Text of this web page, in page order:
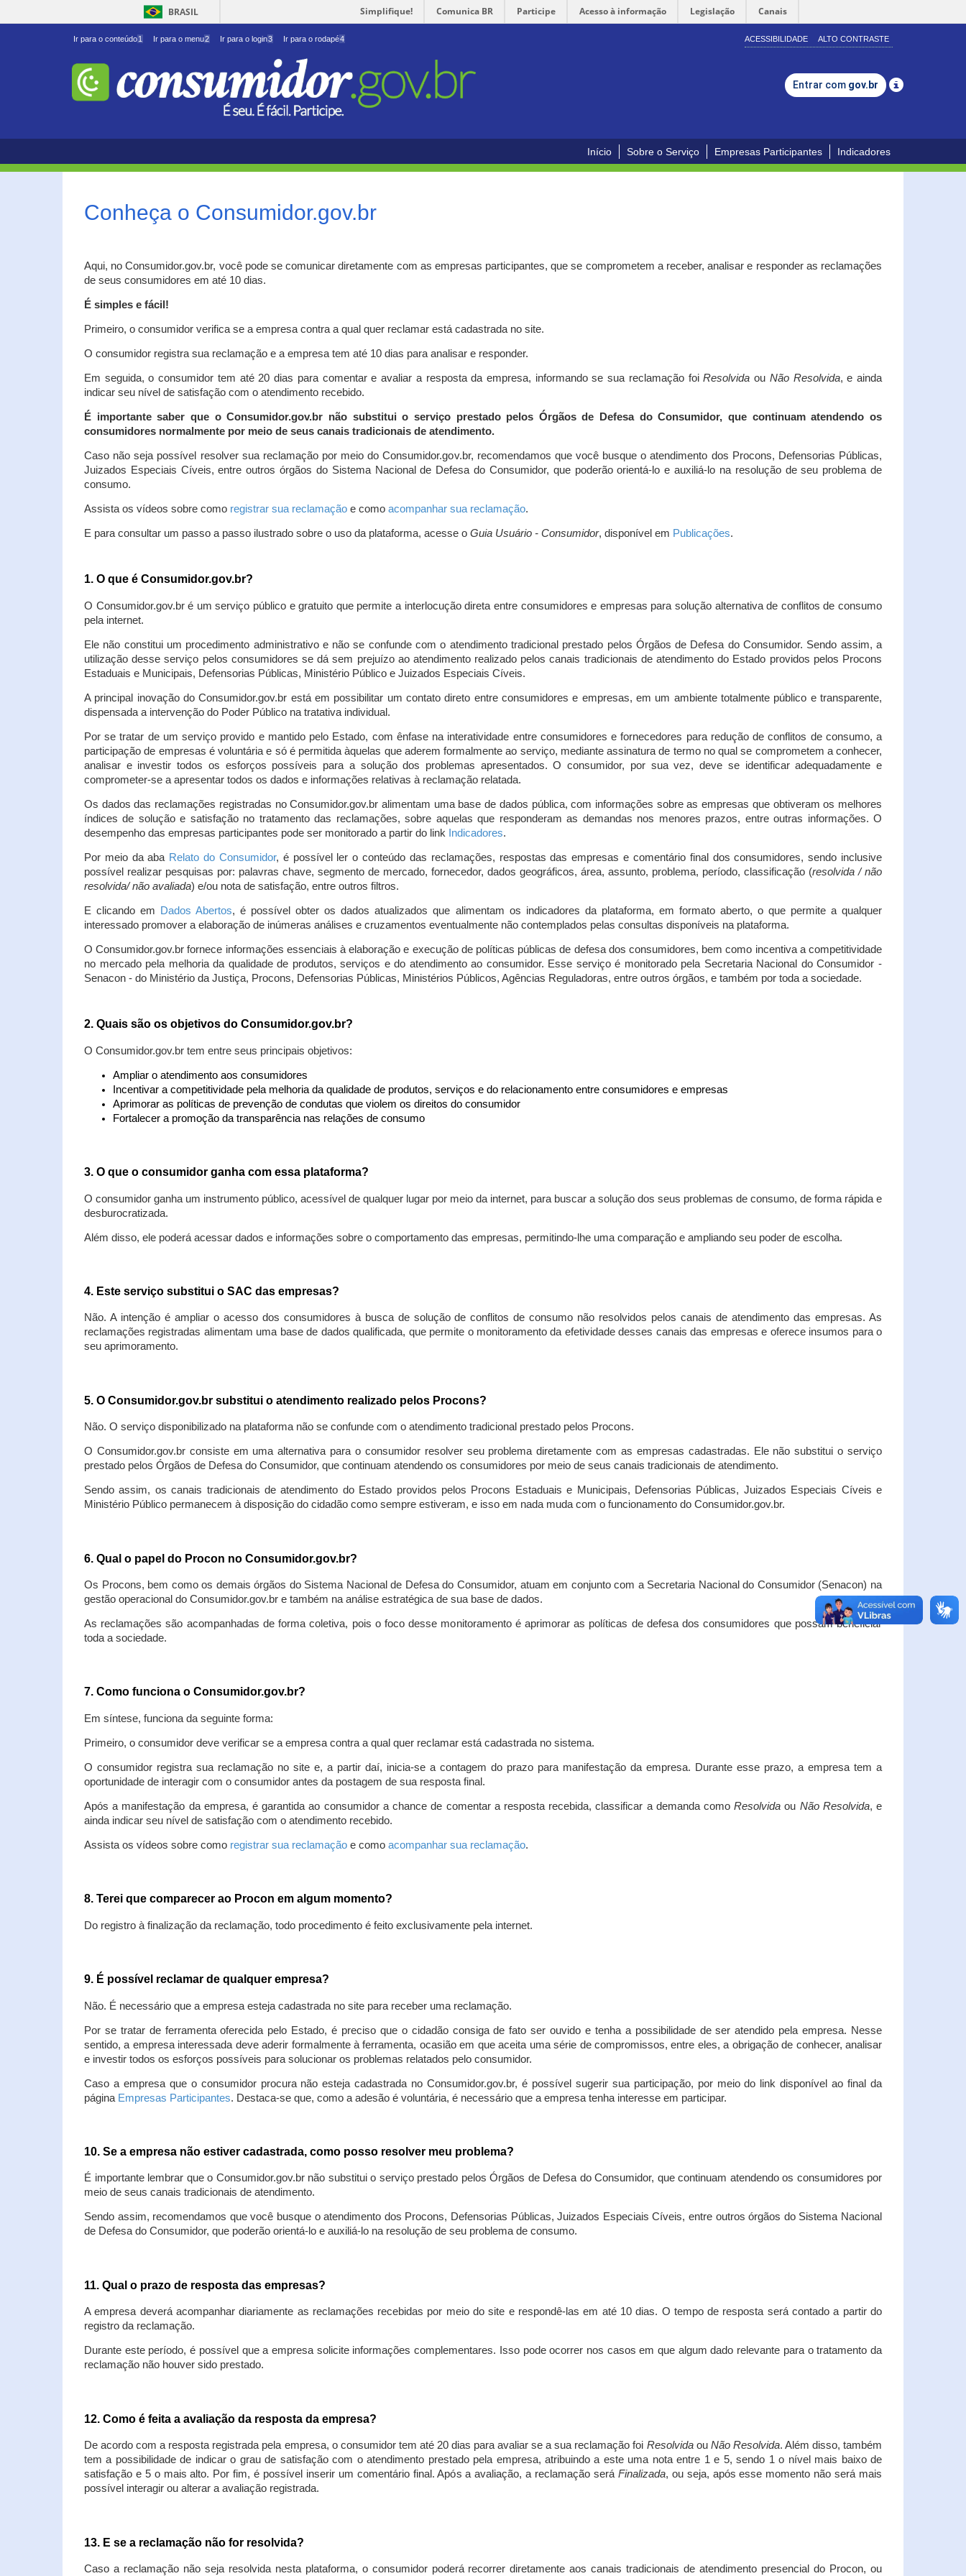
BRASIL Simplifique! Comunica BR Participe Acesso à informação Legislação Canais
Ir para o conteúdo1 Ir para o menu2 Ir para o login3 Ir para o rodapé4 ACESSIBILIDADE ALTO CONTRASTE
Entrar com gov.br
Início Sobre o Serviço Empresas Participantes Indicadores
Conheça o Consumidor.gov.br
Aqui, no Consumidor.gov.br, você pode se comunicar diretamente com as empresas participantes, que se comprometem a receber, analisar e responder as reclamações
de seus consumidores em até 10 dias.
É simples e fácil!
Primeiro, o consumidor verifica se a empresa contra a qual quer reclamar está cadastrada no site.
O consumidor registra sua reclamação e a empresa tem até 10 dias para analisar e responder.
Em seguida, o consumidor tem até 20 dias para comentar e avaliar a resposta da empresa, informando se sua reclamação foiResolvida ou Não Resolvida, e ainda
indicar seu nível de satisfação com o atendimento recebido.
É importante saber que o Consumidor.gov.br não substitui o serviço prestado pelos Órgãos de Defesa do Consumidor, que continuam atendendo os
consumidores normalmente por meio de seus canais tradicionais de atendimento.
Caso não seja possível resolver sua reclamação por meio do Consumidor.gov.br, recomendamos que você busque o atendimento dos Procons, Defensorias Públicas,
Juizados Especiais Cíveis, entre outros órgãos do Sistema Nacional de Defesa do Consumidor, que poderão orientá-lo e auxiliá-lo na resolução de seu problema de
consumo.
Assista os vídeos sobre como registrar sua reclamação e como acompanhar sua reclamação.
E para consultar um passo a passo ilustrado sobre o uso da plataforma, acesse o Guia Usuário - Consumidor, disponível em Publicações.
1. O que é Consumidor.gov.br?
O Consumidor.gov.br é um serviço público e gratuito que permite a interlocução direta entre consumidores e empresas para solução alternativa de conflitos de consumo
pela internet.
Ele não constitui um procedimento administrativo e não se confunde com o atendimento tradicional prestado pelos Órgãos de Defesa do Consumidor. Sendo assim, a
utilização desse serviço pelos consumidores se dá sem prejuízo ao atendimento realizado pelos canais tradicionais de atendimento do Estado providos pelos Procons
Estaduais e Municipais, Defensorias Públicas, Ministério Público e Juizados Especiais Cíveis.
A principal inovação do Consumidor.gov.br está em possibilitar um contato direto entre consumidores e empresas, em um ambiente totalmente público e transparente,
dispensada a intervenção do Poder Público na tratativa individual.
Por se tratar de um serviço provido e mantido pelo Estado, com ênfase na interatividade entre consumidores e fornecedores para redução de conflitos de consumo, a
participação de empresas é voluntária e só é permitida àquelas que aderem formalmente ao serviço, mediante assinatura de termo no qual se comprometem a conhecer,
analisar e investir todos os esforços possíveis para a solução dos problemas apresentados. O consumidor, por sua vez, deve se identificar adequadamente e
comprometer-se a apresentar todos os dados e informações relativas à reclamação relatada.
Os dados das reclamações registradas no Consumidor.gov.br alimentam uma base de dados pública, com informações sobre as empresas que obtiveram os melhores
índices de solução e satisfação no tratamento das reclamações, sobre aquelas que responderam as demandas nos menores prazos, entre outras informações. O
desempenho das empresas participantes pode ser monitorado a partir do link
Indicadores.
Por meio da aba Relato do Consumidor, é possível ler o conteúdo das reclamações, respostas das empresas e comentário final dos consumidores, sendo inclusive
possível realizar pesquisas por: palavras chave, segmento de mercado, fornecedor, dados geográficos, área, assunto, problema, período, classificação (resolvida / não
resolvida/ não avaliada) e/ou nota de satisfação, entre outros filtros.
E clicando em Dados Abertos, é possível obter os dados atualizados que alimentam os indicadores da plataforma, em formato aberto, o que permite a qualquer
interessado promover a elaboração de inúmeras análises e cruzamentos eventualmente não contemplados pelas consultas disponíveis na plataforma.
O Consumidor.gov.br fornece informações essenciais à elaboração e execução de políticas públicas de defesa dos consumidores, bem como incentiva a competitividade
no mercado pela melhoria da qualidade de produtos, serviços e do atendimento ao consumidor. Esse serviço é monitorado pela Secretaria Nacional do Consumidor -
Senacon - do Ministério da Justiça, Procons, Defensorias Públicas, Ministérios Públicos, Agências Reguladoras, entre outros órgãos, e também por toda a sociedade.
2. Quais são os objetivos do Consumidor.gov.br?
O Consumidor.gov.br tem entre seus principais objetivos:
Ampliar o atendimento aos consumidores
Incentivar a competitividade pela melhoria da qualidade de produtos, serviços e do relacionamento entre consumidores e empresas
Aprimorar as políticas de prevenção de condutas que violem os direitos do consumidor
Fortalecer a promoção da transparência nas relações de consumo
3. O que o consumidor ganha com essa plataforma?
O consumidor ganha um instrumento público, acessível de qualquer lugar por meio da internet, para buscar a solução dos seus problemas de consumo, de forma rápida e
desburocratizada.
Além disso, ele poderá acessar dados e informações sobre o comportamento das empresas, permitindo-lhe uma comparação e ampliando seu poder de escolha.
4. Este serviço substitui o SAC das empresas?
Não. A intenção é ampliar o acesso dos consumidores à busca de solução de conflitos de consumo não resolvidos pelos canais de atendimento das empresas. As
reclamações registradas alimentam uma base de dados qualificada, que permite o monitoramento da efetividade desses canais das empresas e oferece insumos para o
seu aprimoramento.
5. O Consumidor.gov.br substitui o atendimento realizado pelos Procons?
Não. O serviço disponibilizado na plataforma não se confunde com o atendimento tradicional prestado pelos Procons.
O Consumidor.gov.br consiste em uma alternativa para o consumidor resolver seu problema diretamente com as empresas cadastradas. Ele não substitui o serviço
prestado pelos Órgãos de Defesa do Consumidor, que continuam atendendo os consumidores por meio de seus canais tradicionais de atendimento.
Sendo assim, os canais tradicionais de atendimento do Estado providos pelos Procons Estaduais e Municipais, Defensorias Públicas, Juizados Especiais Cíveis e
Ministério Público permanecem à disposição do cidadão como sempre estiveram, e isso em nada muda com o funcionamento do Consumidor.gov.br.
6. Qual o papel do Procon no Consumidor.gov.br?
Os Procons, bem como os demais órgãos do Sistema Nacional de Defesa do Consumidor, atuam em conjunto com a Secretaria Nacional do Consumidor (Senacon) na
gestão operacional do Consumidor.gov.br e também na análise estratégica de sua base de dados.
As reclamações são acompanhadas de forma coletiva, pois o foco desse monitoramento é aprimorar as políticas de defesa dos consumidores que possam beneficiar
toda a sociedade.
7. Como funciona o Consumidor.gov.br?
Em síntese, funciona da seguinte forma:
Primeiro, o consumidor deve verificar se a empresa contra a qual quer reclamar está cadastrada no sistema.
O consumidor registra sua reclamação no site e, a partir daí, inicia-se a contagem do prazo para manifestação da empresa. Durante esse prazo, a empresa tem a
oportunidade de interagir com o consumidor antes da postagem de sua resposta final.
Após a manifestação da empresa, é garantida ao consumidor a chance de comentar a resposta recebida, classificar a demanda comoResolvida ou Não Resolvida, e
ainda indicar seu nível de satisfação com o atendimento recebido.
Assista os vídeos sobre como registrar sua reclamação e como acompanhar sua reclamação.
8. Terei que comparecer ao Procon em algum momento?
Do registro à finalização da reclamação, todo procedimento é feito exclusivamente pela internet.
9. É possível reclamar de qualquer empresa?
Não. É necessário que a empresa esteja cadastrada no site para receber uma reclamação.
Por se tratar de ferramenta oferecida pelo Estado, é preciso que o cidadão consiga de fato ser ouvido e tenha a possibilidade de ser atendido pela empresa. Nesse
sentido, a empresa interessada deve aderir formalmente à ferramenta, ocasião em que aceita uma série de compromissos, entre eles, a obrigação de conhecer, analisar
e investir todos os esforços possíveis para solucionar os problemas relatados pelo consumidor.
Caso a empresa que o consumidor procura não esteja cadastrada no Consumidor.gov.br, é possível sugerir sua participação, por meio do link disponível ao final da
página Empresas Participantes. Destaca-se que, como a adesão é voluntária, é necessário que a empresa tenha interesse em participar.
10. Se a empresa não estiver cadastrada, como posso resolver meu problema?
É importante lembrar que o Consumidor.gov.br não substitui o serviço prestado pelos Órgãos de Defesa do Consumidor, que continuam atendendo os consumidores por
meio de seus canais tradicionais de atendimento.
Sendo assim, recomendamos que você busque o atendimento dos Procons, Defensorias Públicas, Juizados Especiais Cíveis, entre outros órgãos do Sistema Nacional
de Defesa do Consumidor, que poderão orientá-lo e auxiliá-lo na resolução de seu problema de consumo.
11. Qual o prazo de resposta das empresas?
A empresa deverá acompanhar diariamente as reclamações recebidas por meio do site e respondê-las em até 10 dias. O tempo de resposta será contado a partir do
registro da reclamação.
Durante este período, é possível que a empresa solicite informações complementares. Isso pode ocorrer nos casos em que algum dado relevante para o tratamento da
reclamação não houver sido prestado.
12. Como é feita a avaliação da resposta da empresa?
De acordo com a resposta registrada pela empresa, o consumidor tem até 20 dias para avaliar se a sua reclamação foi Resolvidaou Não Resolvida. Além disso, também
tem a possibilidade de indicar o grau de satisfação com o atendimento prestado pela empresa, atribuindo a este uma nota entre 1 e 5, sendo 1 o nível mais baixo de
satisfação e 5 o mais alto. Por fim, é possível inserir um comentário final. Após a avaliação, a reclamação será Finalizada, ou seja, após esse momento não será mais
possível interagir ou alterar a avaliação registrada.
13. E se a reclamação não for resolvida?
Caso a reclamação não seja resolvida nesta plataforma, o consumidor poderá recorrer diretamente aos canais tradicionais de atendimento presencial do Procon, ou